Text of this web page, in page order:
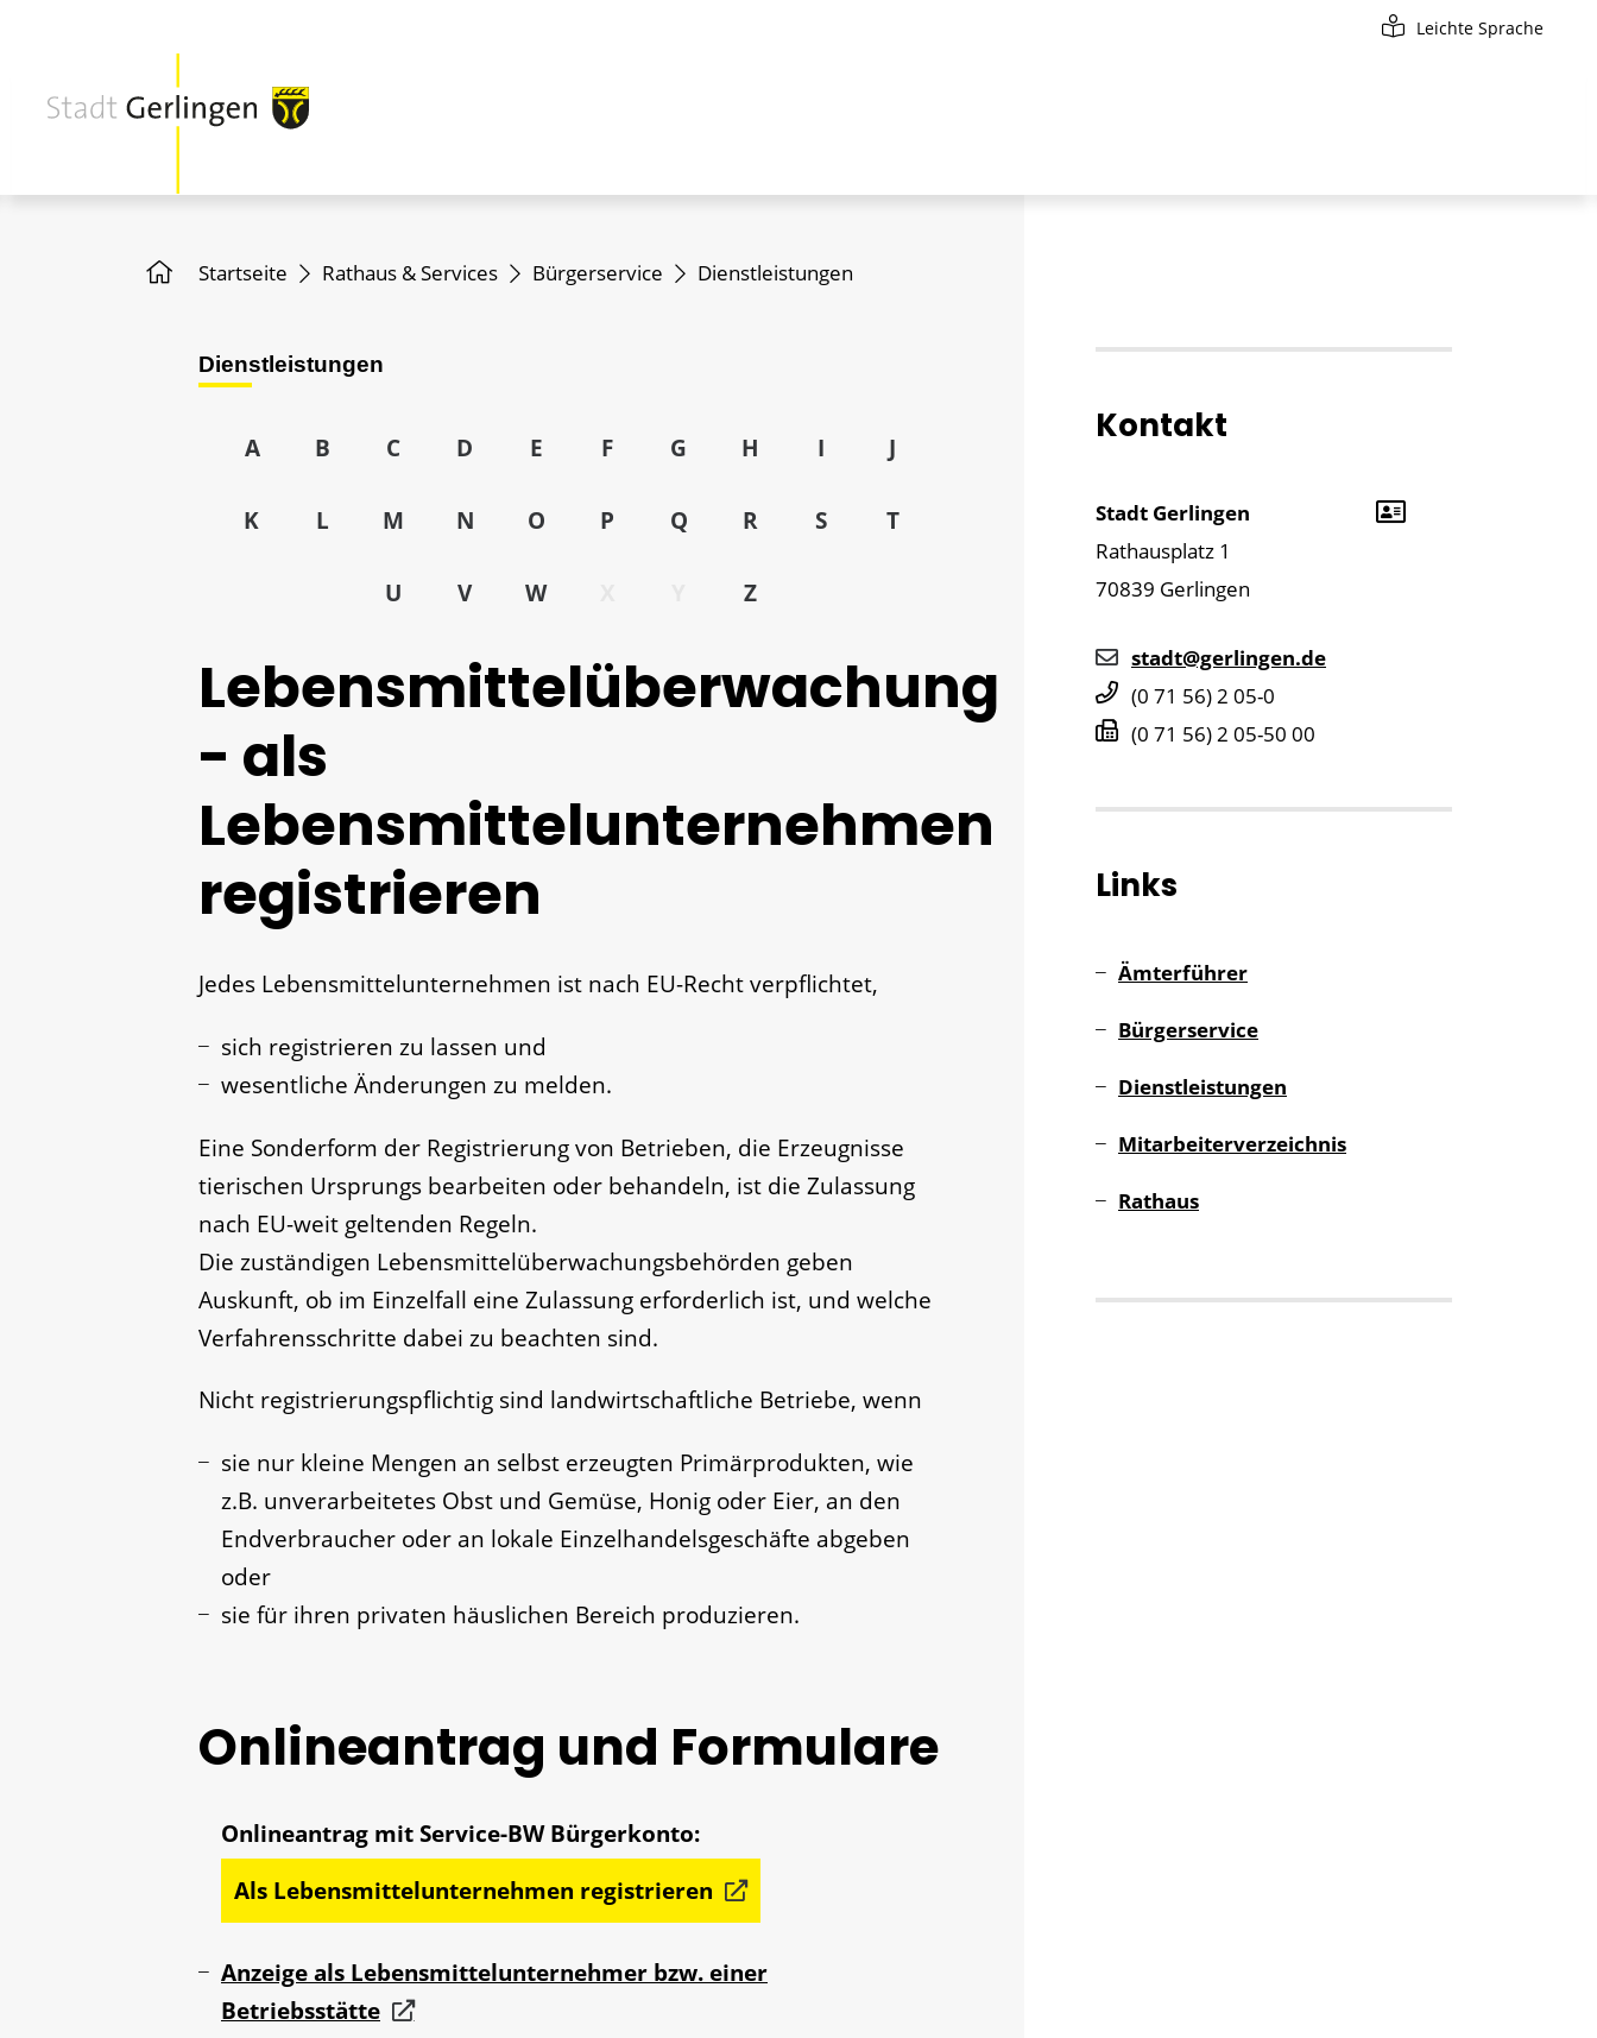
Leichte Sprache
Startseite Rathaus & Services Bürgerservice Dienstleistungen
Dienstleistungen
A B C D E F G H I J
K L M N O P Q R S T
U V W Z
Lebensmittelüberwachung
- als
Lebensmittelunternehmen
registrieren
Jedes Lebensmittelunternehmen ist nach EU-Recht verpflichtet,
sich registrieren zu lassen und
wesentliche Änderungen zu melden.
Eine Sonderform der Registrierung von Betrieben, die Erzeugnisse
tierischen Ursprungs bearbeiten oder behandeln, ist die Zulassung
nach EU-weit geltenden Regeln.
Die zuständigen Lebensmittelüberwachungsbehörden geben
Auskunft, ob im Einzelfall eine Zulassung erforderlich ist, und welche
Verfahrensschritte dabei zu beachten sind.
Nicht registrierungspflichtig sind landwirtschaftliche Betriebe, wenn
sie nur kleine Mengen an selbst erzeugten Primärprodukten, wie
z.B. unverarbeitetes Obst und Gemüse, Honig oder Eier, an den
Endverbraucher oder an lokale Einzelhandelsgeschäfte abgeben
oder
sie für ihren privaten häuslichen Bereich produzieren.
Onlineantrag und Formulare
Als Lebensmittelunternehmen registrieren
Anzeige als Lebensmittelunternehmer bzw. einer
Betriebsstätte
Kontakt
Stadt Gerlingen
Rathausplatz 1
70839 Gerlingen
stadt@gerlingen.de
(0 71 56) 2 05-0
(0 71 56) 2 05-50 00
Links
Ämterführer
Bürgerservice
Dienstleistungen
Mitarbeiterverzeichnis
Rathaus